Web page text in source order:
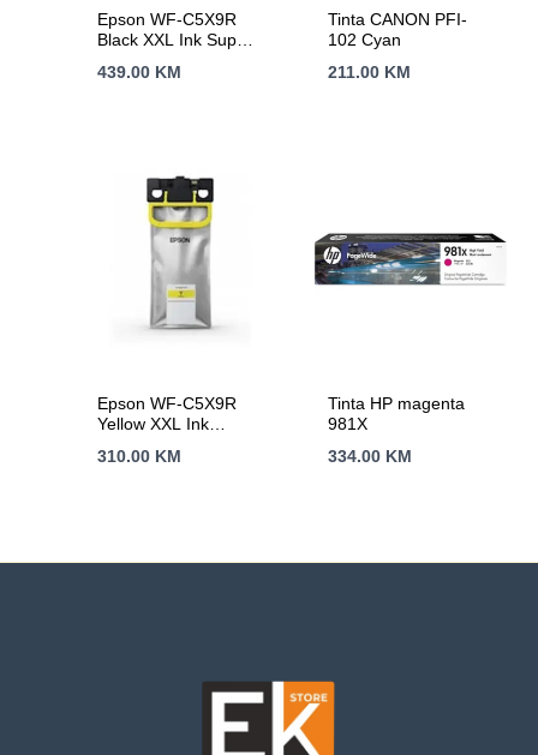
Epson WF-C5X9R
Black XXL Ink Supply
439.00 KM
Tinta CANON PFI-
102 Cyan
211.00 KM
Epson WF-C5X9R
Yellow XXL Ink
310.00 KM
Tinta HP magenta
981X
334.00 KM